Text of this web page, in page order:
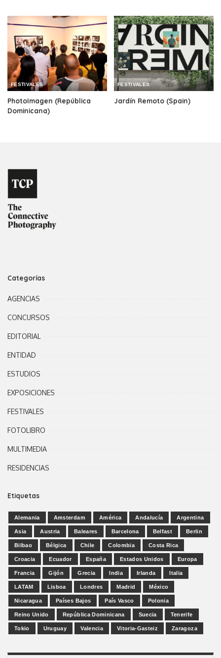
FESTIVALES
PhotoImagen (República
Dominicana)
FESTIVALES
Jardín Remoto (Spain)
Categorías
AGENCIAS
CONCURSOS
EDITORIAL
ENTIDAD
ESTUDIOS
EXPOSICIONES
FESTIVALES
FOTOLIBRO
MULTIMEDIA
RESIDENCIAS
Etiquetas
Alemania Amsterdam América Andalucía Argentina
Asia Austria Baleares Barcelona Belfast Berlin
Bilbao Bélgica Chile Colombia Costa Rica
Croacia Ecuador España Estados Unidos Europa
Francia Gijón Grecia India Irlanda Italia
LATAM Lisboa Londres Madrid México
Nicaragua Países Bajos País Vasco Polonia
Reino Unido República Dominicana Suecia Tenerife
Tokio Uruguay Valencia Vitoria-Gasteiz Zaragoza